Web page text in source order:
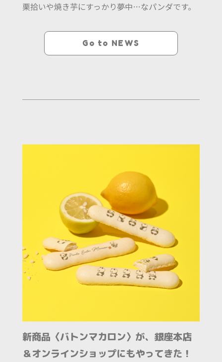
栗拾いや焼き芋にすっかり夢中…なパンダです。
Go to NEWS
新商品〈バトンマカロン〉が、銀座本店
＆オンラインショップにもやってきた！